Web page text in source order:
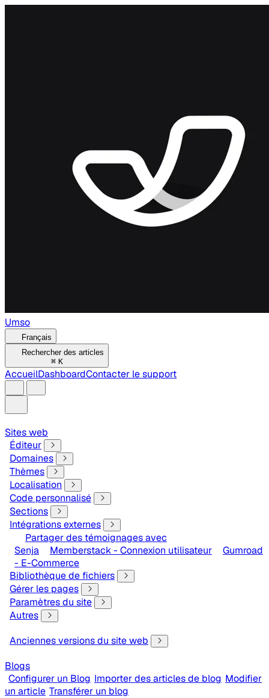
Umso
Français
Rechercher des articles
⌘ K
AccueilDashboardContacter le support
Sites web
Éditeur
Domaines
Thèmes
Localisation
Code personnalisé
Sections
Intégrations externes
Partager des témoignages avec
Senja
Memberstack - Connexion utilisateur
Gumroad
- E-Commerce
Bibliothèque de fichiers
Gérer les pages
Paramètres du site
Autres
Anciennes versions du site web
Blogs
Configurer un Blog Importer des articles de blog Modifier
un article Transférer un blog